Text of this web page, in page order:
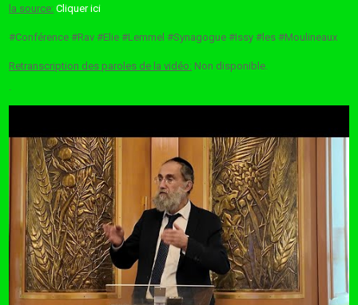
la source: Cliquer ici
#Conférence #Rav #Elie #Lemmel #Synagogue #Issy #les #Moulineaux
Retranscription des paroles de la vidéo: Non disponible.
.